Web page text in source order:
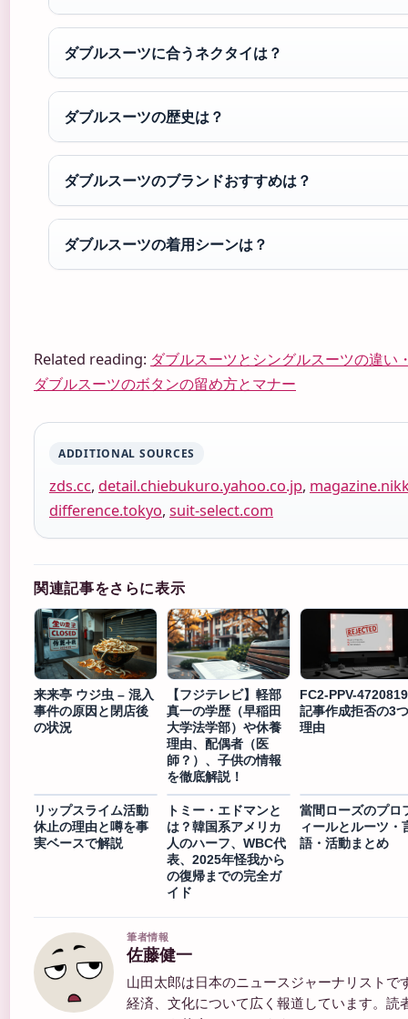
ダブルスーツに合うネクタイは？
ダブルスーツの歴史は？
ダブルスーツのブランドおすすめは？
ダブルスーツの着用シーンは？
Related reading: ダブルスーツとシングルスーツの違い
ダブルスーツのボタンの留め方とマナー
ADDITIONAL SOURCES
zds.cc, detail.chiebukuro.yahoo.co.jp,
difference.tokyo, suit-select.com
関連記事をさらに表示
来来亭 ウジ虫 – 混入
事件の原因と閉店後
の状況
【フジテレビ】軽部
真一の学歴（早稲田
大学法学部）や休養
理由、配偶者（医
師？）、子供の情報
を徹底解説！
FC2-PPV-
記事作成拒否の3
理由
リップスライム活動
休止の理由と噂を事
実ベースで解説
トミー・エドマンと
は？韓国系アメリカ
人のハーフ、WBC代
表、2025年怪我から
の復帰までの完全ガ
イド
當間ローズのプロ
ィールとルーツ・
語・活動まとめ
筆者情報
佐藤健一
山田太郎は日本のニュースジャーナリストで
経済、文化について広く報道しています。読